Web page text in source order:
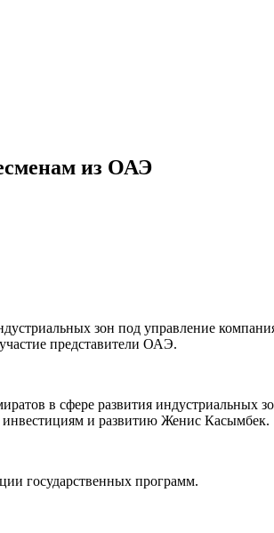
из ОАЭ
зон под управление
представители ОАЭ.
в сфере развития индустриальных
инвестициям и развитию Женис Касымбек.
государственных программ.